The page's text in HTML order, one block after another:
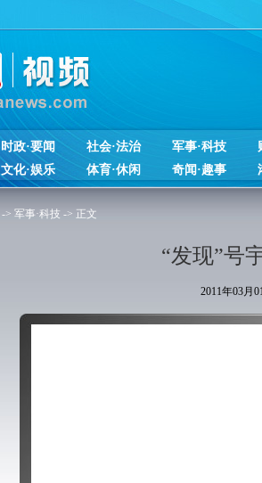
时政·要闻 社会·法治 军事·科技
文化·娱乐
体育·休闲 奇闻·趣事
-> 军事·科技 -> 正文
“发现”号
2011年03月